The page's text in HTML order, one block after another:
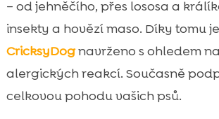
– od jehněčího, přes lososa a
insekty a hovězí maso. Díky tomu
CricksyDognavrženo s ohledem
alergických reakcí. Současně
celkovou pohodu vašich psů.